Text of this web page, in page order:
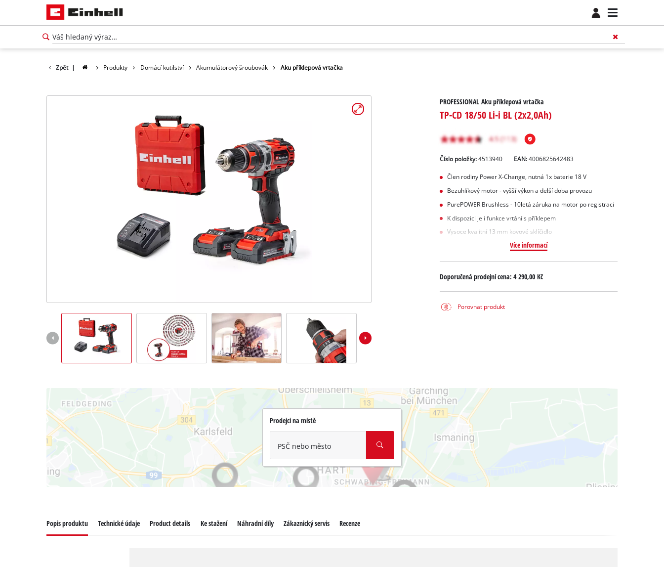
Zpět | Produkty Domácí kutilství Akumulátorový šroubovák Aku příklepová vrtačka
PROFESSIONAL Aku příklepová vrtačka
TP-CD 18/50 Li-i BL (2x2,0Ah)
Číslo položky: 4513940 EAN:4006825642483
Člen rodiny Power X-Change, nutná 1x baterie 18 V
Bezuhlíkový motor - vyšší výkon a delší doba provozu
PurePOWER Brushless - 10letá záruka na motor po registraci
K dispozici je i funkce vrtání s příklepem
Vysoce kvalitní 13 mm kovové sklíčidlo
Více informací
Doporučená prodejní cena: 4 290,00 Kč
Porovnat produkt
Prodejci na místě
PSČ nebo město
Popis produktu Technické údaje Product details Ke stažení Náhradní díly Zákaznický servis Recenze